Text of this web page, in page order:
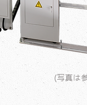
(写真は